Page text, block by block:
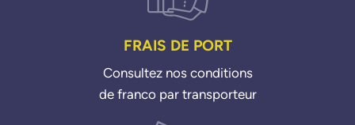
FRAIS DE PORT
Consultez nos conditions
de franco par transporteur